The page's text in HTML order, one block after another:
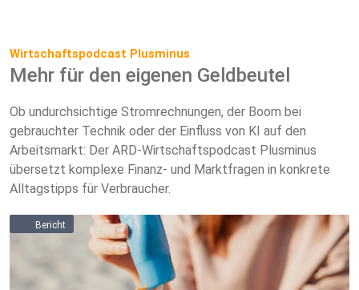
Wirtschaftspodcast Plusminus
Mehr für den eigenen Geldbeutel
Ob undurchsichtige Stromrechnungen, der Boom bei
gebrauchter Technik oder der Einfluss von KI auf den
Arbeitsmarkt: Der ARD-Wirtschaftspodcast Plusminus
übersetzt komplexe Finanz- und Marktfragen in konkrete
Alltagstipps für Verbraucher.
Bericht